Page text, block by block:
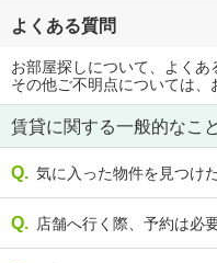
よくある質問
お部屋探しについて、よくあ
その他ご不明点については、
賃貸に関する一般的なこ
気に入った物件を見つけ
店舗へ行く際、予約は必